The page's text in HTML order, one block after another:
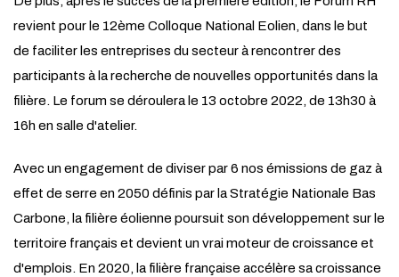
revient pour le 12ème Colloque National Eolien, dans le but
de faciliter les entreprises du secteur à rencontrer des
participants à la recherche de nouvelles opportunités dans la
filière. Le forum se déroulera le 13 octobre 2022, de 13h30 à
16h en salle d'atelier.
Avec un engagement de diviser par 6 nos émissions de gaz à
effet de serre en 2050 définis par la Stratégie Nationale Bas
Carbone, la filière éolienne poursuit son développement sur le
territoire français et devient un vrai moteur de croissance et
d'emplois. En 2020, la filière française accélère sa croissance